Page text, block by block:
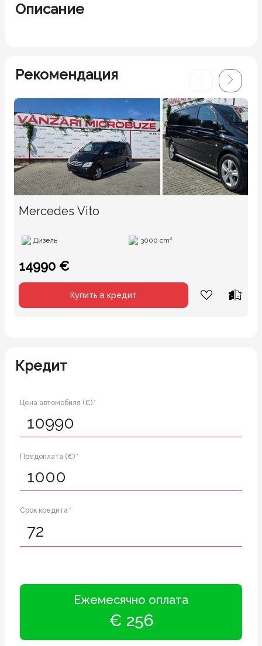
Описание
Рекомендация
Mercedes Vito
Дизель 3000 cm³
14990 €
Купить в кредит
Кредит
Цена автомобиля (€) *
Предоплата (€) *
Срок кредита *
Ежемесячно оплата
€ 256